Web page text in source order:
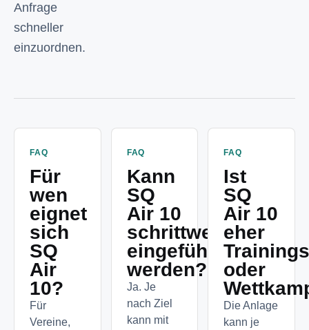
Anfrage
schneller
einzuordnen.
FAQ
Für
wen
eignet
sich
SQ
Air
10?
Für
Vereine,
FAQ
Kann
SQ
Air 10
schrittweise
eingeführt
werden?
Ja. Je
nach Ziel
kann mit
FAQ
Ist
SQ
Air 10
eher
oder
Die Anlage
kann je